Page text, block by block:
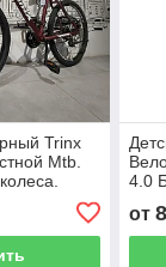
Trinx
Mtb.
4.0
от